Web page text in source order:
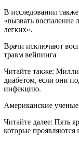
В исследовании
«вызвать воспаление
легких».
Врачи исключают
травм вейпинга
Читайте также:
диабетом, если они
инфекцию.
Американские
Читайте далее: Пять
которые проявляются